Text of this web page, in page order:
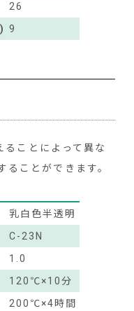
26
9
ことによって異な
ることができます。
乳白色半透明
C-23N
1.0
120℃×10分
200℃×4時間